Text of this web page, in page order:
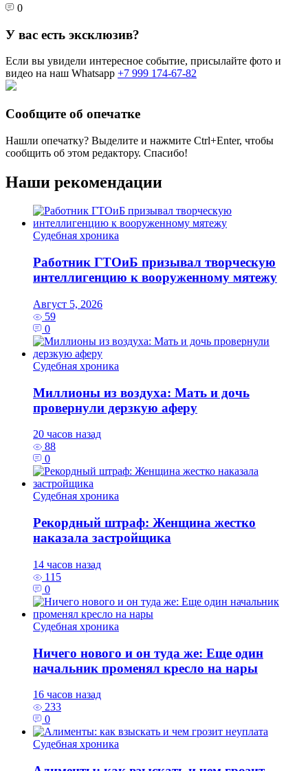
0
У вас есть эксклюзив?
Если вы увидели интересное событие, присылайте фото и
видео на наш Whatsapp +7 999 174-67-82
Сообщите об опечатке
Нашли опечатку? Выделите и нажмите Ctrl+Enter, чтобы
сообщить об этом редактору. Спасибо!
Наши рекомендации
Судебная хроника
Работник ГТОиБ призывал творческую
интеллигенцию к вооруженному мятежу
Август 5, 2026
59
0
Судебная хроника
Миллионы из воздуха: Мать и дочь
провернули дерзкую аферу
20 часов назад
88
0
Судебная хроника
Рекордный штраф: Женщина жестко
наказала застройщика
14 часов назад
115
0
Судебная хроника
Ничего нового и он туда же: Еще один
начальник променял кресло на нары
16 часов назад
233
0
Судебная хроника